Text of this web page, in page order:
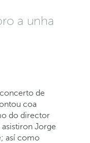
a unha
de
coa
do director
Jorge
así como